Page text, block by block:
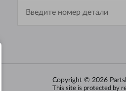
Copyright © 2026
This site is protected by